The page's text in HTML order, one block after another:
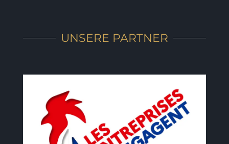
UNSERE PARTNER